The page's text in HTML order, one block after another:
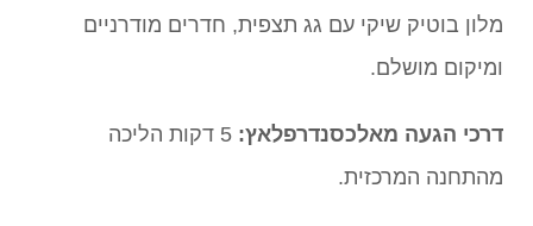
מלון בוטיק שיקי עם גג תצפית, חדרים מודרניים
ומיקום מושלם.
דרכי הגעה מאלכסנדרפלאץ:
5 דקות הליכה
מהתחנה המרכזית.